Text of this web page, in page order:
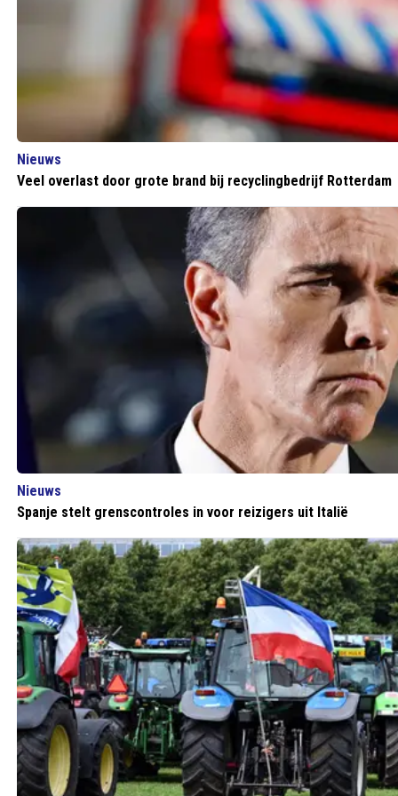
Nieuws
Veel overlast door grote brand bij recyclingbedrijf Rotterdam
Nieuws
Spanje stelt grenscontroles in voor reizigers uit Italië